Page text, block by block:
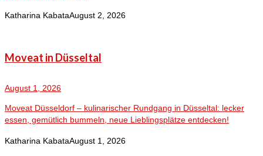
Katharina KabataAugust 2, 2026
Moveat in Düsseltal
August 1, 2026
Moveat Düsseldorf – kulinarischer Rundgang in Düsseltal: lecker
essen, gemütlich bummeln, neue Lieblingsplätze entdecken!
Katharina KabataAugust 1, 2026